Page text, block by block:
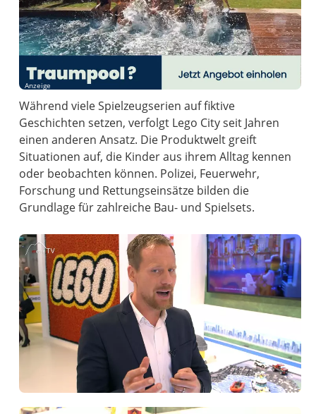
Anzeige
Während viele Spielzeugserien auf fiktive
Geschichten setzen, verfolgt Lego City seit Jahren
einen anderen Ansatz. Die Produktwelt greift
Situationen auf, die Kinder aus ihrem Alltag kennen
oder beobachten können. Polizei, Feuerwehr,
Forschung und Rettungseinsätze bilden die
Grundlage für zahlreiche Bau- und Spielsets.